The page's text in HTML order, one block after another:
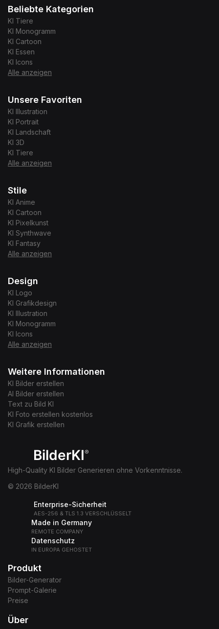
Beliebte Kategorien
KI Tiere
KI Monogramm
KI Cartoon
KI Essen
KI
Icons
Alle anzeigen
Unsere Favoriten
KI
Illustration
KI Portrait
KI Landschaft
KI 3D
KI Tiere
Alle anzeigen
Stile
KI Anime
KI Cartoon
KI Pixelkunst
KI Synthwave
KI Fantasy
Alle anzeigen
Design
KI Logo
KI Grafikdesign
KI
Illustration
KI Monogramm
KI
Icons
Alle anzeigen
Weitere Informationen
KI Bilder erstellen
AI Bilder erstellen
Text zu Bild KI
KI Foto erstellen kostenlos
KI Grafik erstellen
BilderKI®
High-Quality KI Bilder Generieren ohne Vorkenntnisse.
© 2026 BilderKI
Enterprise-Sicherheit
AES-256 & TLS 1.3 VERSCHLÜSSELT
Made in Germany
REMOTE COMPANY
Datenschutz
IN EUROPA GEHOSTET
Produkt
Bilder-Generator
Prompt-Galerie
Preise
Über